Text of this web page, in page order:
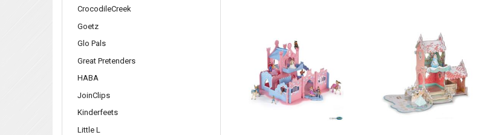
CrocodileCreek
Goetz
Glo Pals
Great Pretenders
HABA
JoinClips
Kinderfeets
Little L